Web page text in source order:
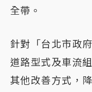
全帶。
針對「台北市政
道路型式及車流
其他改善方式，